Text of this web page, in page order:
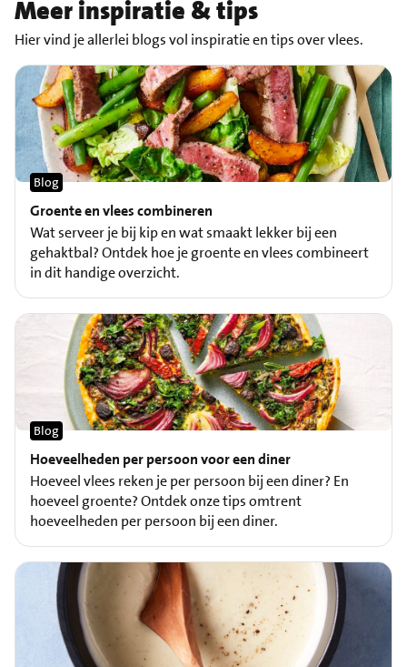
Meer inspiratie & tips
Hier vind je allerlei blogs vol inspiratie en tips over vlees.
Groente en vlees combineren
Blog
Wat serveer je bij kip en wat smaakt lekker bij een
gehaktbal? Ontdek hoe je groente en vlees combineert
in dit handige overzicht.
Hoeveelheden per persoon voor een diner
Blog
Hoeveel vlees reken je per persoon bij een diner? En
hoeveel groente? Ontdek onze tips omtrent
hoeveelheden per persoon bij een diner.